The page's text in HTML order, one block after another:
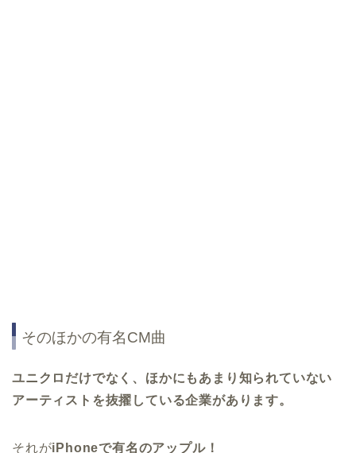
そのほかの有名CM曲
ユニクロだけでなく、ほかにもあまり知られていない
アーティストを抜擢している企業があります。
それがiPhoneで有名のアップル！